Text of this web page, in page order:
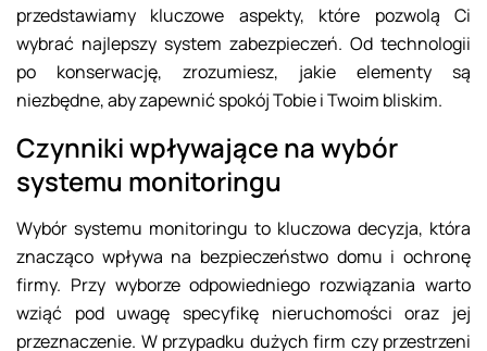
przedstawiamy kluczowe aspekty, które pozwolą Ci
wybrać najlepszy system zabezpieczeń. Od technologii
po konserwację, zrozumiesz, jakie elementy są
niezbędne, aby zapewnić spokój Tobie i Twoim bliskim.
Czynniki wpływające na wybór
systemu monitoringu
Wybór systemu monitoringu to kluczowa decyzja, która
znacząco wpływa na bezpieczeństwo domu i ochronę
firmy. Przy wyborze odpowiedniego rozwiązania warto
wziąć pod uwagę specyfikę nieruchomości oraz jej
przeznaczenie. W przypadku dużych firm czy przestrzeni